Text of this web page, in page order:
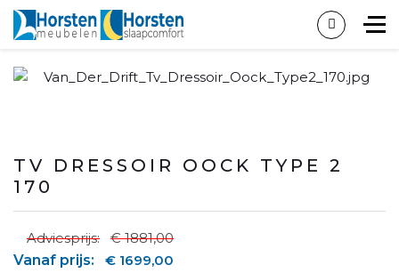
TV DRESSOIR OOCK TYPE 2
170
Adviesprijs:
€ 1881,00
Vanaf prijs:
€ 1699,00